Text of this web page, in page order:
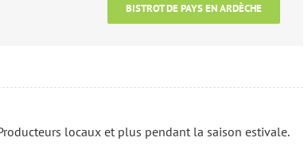
BISTROT DE PAYS EN ARDÈCHE
locaux et plus pendant la saison estivale.